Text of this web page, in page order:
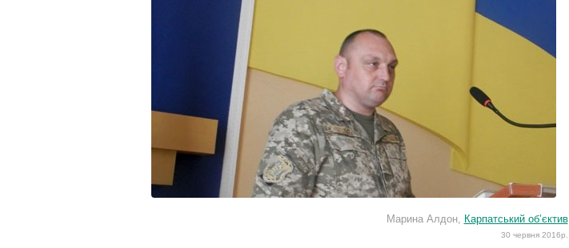
Марина Алдон, Карпатський об’єктив
30 червня 2016р.